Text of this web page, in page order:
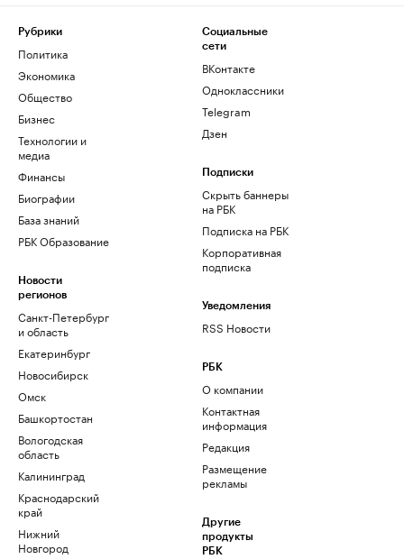
Рубрики
Политика
Экономика
Общество
Бизнес
Технологии и
медиа
Финансы
Биографии
База знаний
РБК Образование
Новости
регионов
Санкт-Петербург
и область
Екатеринбург
Новосибирск
Омск
Башкортостан
Вологодская
область
Калининград
Краснодарский
край
Нижний
Новгород
Социальные
сети
ВКонтакте
Одноклассники
Telegram
Дзен
Подписки
Скрыть баннеры
на РБК
Подписка на РБК
Корпоративная
подписка
Уведомления
RSS Новости
РБК
О компании
Контактная
информация
Редакция
Размещение
рекламы
Другие
продукты
РБК